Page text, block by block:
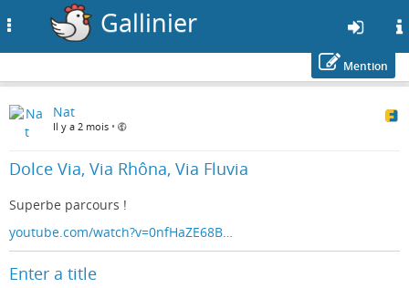
au
contenu
Gallinier
Mention
Nat
Il y a 2 mois •
Dolce Via, Via Rhôna, Via Fluvia
Superbe parcours !
youtube.com/watch?v=0nfHaZE68B…
Enter a title